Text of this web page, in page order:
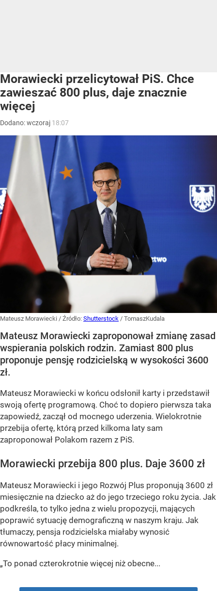
Morawiecki przelicytował PiS. Chce
zawieszać 800 plus, daje znacznie
więcej
Dodano:wczoraj 18:07
Mateusz Morawiecki / Źródło: Shutterstock / TomaszKudala
Mateusz Morawiecki zaproponował zmianę zasad
wspierania polskich rodzin. Zamiast 800 plus
proponuje pensję rodzicielską w wysokości 3600
zł.
Mateusz Morawiecki w końcu odsłonił karty i przedstawił
swoją ofertę programową. Choć to dopiero pierwsza taka
zapowiedź, zaczął od mocnego uderzenia. Wielokrotnie
przebija ofertę, którą przed kilkoma laty sam
zaproponował Polakom razem z PiS.
Morawiecki przebija 800 plus. Daje 3600 zł
Mateusz Morawiecki i jego Rozwój Plus proponują 3600 zł
miesięcznie na dziecko aż do jego trzeciego roku życia. Jak
podkreśla, to tylko jedna z wielu propozycji, mających
poprawić sytuację demograficzną w naszym kraju. Jak
tłumaczy, pensja rodzicielska miałaby wynosić
równowartość płacy minimalnej.
„To ponad czterokrotnie więcej niż obecne...